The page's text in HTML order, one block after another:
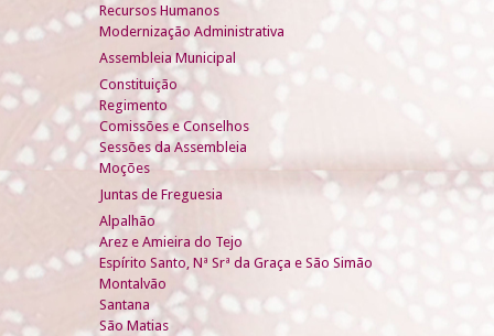
Recursos Humanos
Modernização Administrativa
Assembleia Municipal
Constituição
Regimento
Comissões e Conselhos
Sessões da Assembleia
Moções
Juntas de Freguesia
Alpalhão
Arez e Amieira do Tejo
Espírito Santo, Nª Srª da Graça e São Simão
Montalvão
Santana
São Matias